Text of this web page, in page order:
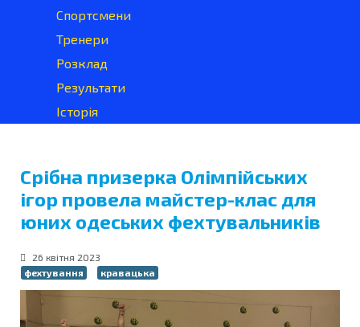
Спортсмени
Тренери
Розклад
Результати
Історія
Срібна призерка Олімпійських
ігор провела майстер-клас для
юних одеських фехтувальників
26 квітня 2023
фехтування
кравацька